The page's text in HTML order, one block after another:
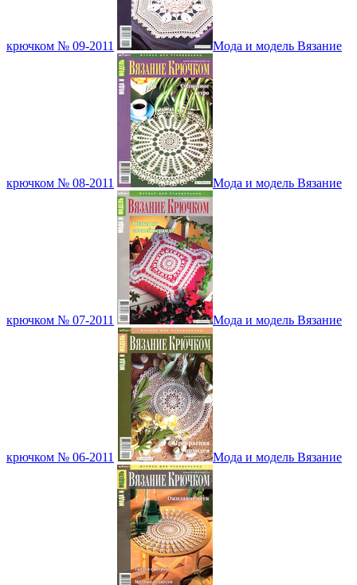
крючком № 09-2011 Мода и модель Вязание
крючком № 08-2011 Мода и модель Вязание
крючком № 07-2011 Мода и модель Вязание
крючком № 06-2011 Мода и модель Вязание